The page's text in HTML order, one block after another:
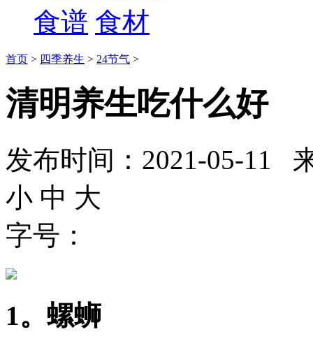
食谱 食材
首页 > 四季养生 > 24节气 >
清明养生吃什么好
发布时间：2021-05-11
小 中 大
字号：
1。螺蛳